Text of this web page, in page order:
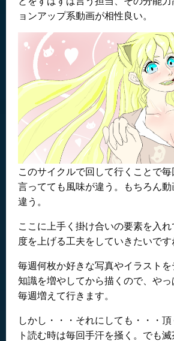
ョンアップ系動画が相性良い。
このサイクルで回して行くことで
言ってても風味が違う。もちろん
違う。
ここに上手く掛け合いの要素を入
度を上げる工夫をしていきたいです
毎週何枚か好きな写真やイラスト
知識を増やしてから描くので、や
毎週増えて行きます。
しかし・・・それにしても・・・
ト読む時は毎回手汗を掻く。でも滅